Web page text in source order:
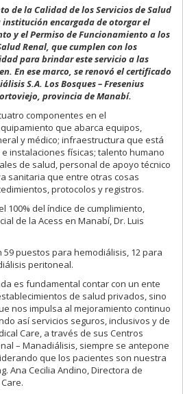
de la Calidad de los Servicios de Salud
institución encargada de otorgar el
y el Permiso de Funcionamiento a los
Renal, que cumplen con los
para brindar este servicio a las
En ese marco, se renovó el certificado
S.A. Los Bosques – Fresenius
provincia de Manabí.
componentes en el
que abarca equipos,
y médico; infraestructura que está
instalaciones físicas; talento humano
de salud, personal de apoyo técnico
sanitaria que entre otras cosas
protocolos y registros.
100% del índice de cumplimiento,
de la Acess en Manabí, Dr. Luis
59 puestos para hemodiálisis, 12 para
peritoneal.
es fundamental contar con un ente
de salud privados, sino
nos impulsa al mejoramiento continuo
así servicios seguros, inclusivos y de
Care, a través de sus Centros
– Manadiálisis, siempre se antepone
que los pacientes son nuestra
Ana Cecilia Andino, Directora de